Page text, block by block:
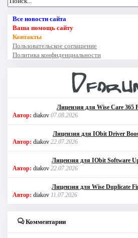
Все новости сайта
Ваша помощь сайту
Контакты
Пользовательское соглашение
Политика конфиденциальности
Лицензия для Wise Care 365
Автор: diakov 07.08.2026
Лицензия для IObit Driver
Автор: diakov 22.07.2026
Лицензия для IObit Software
Автор: diakov 22.07.2026
Лицензия для Wise Duplicate
Автор: diakov 11.07.2026
Комментарии